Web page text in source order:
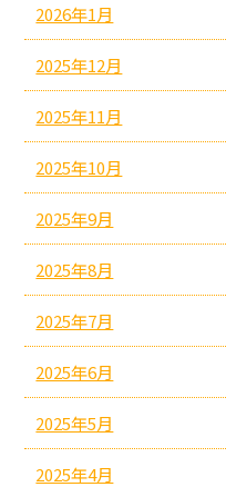
2026年1月
2025年12月
2025年11月
2025年10月
2025年9月
2025年8月
2025年7月
2025年6月
2025年5月
2025年4月